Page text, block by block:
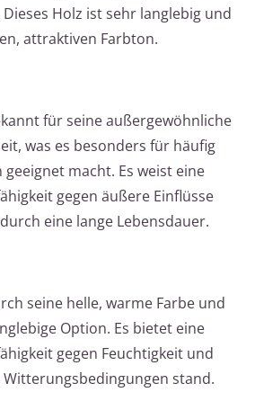
Holz ist sehr langlebig und
attraktiven Farbton.
für seine außergewöhnliche
was es besonders für häufig
macht. Es weist eine
gegen äußere Einflüsse
eine lange Lebensdauer.
seine helle, warme Farbe und
Option. Es bietet eine
gegen Feuchtigkeit und
stand.